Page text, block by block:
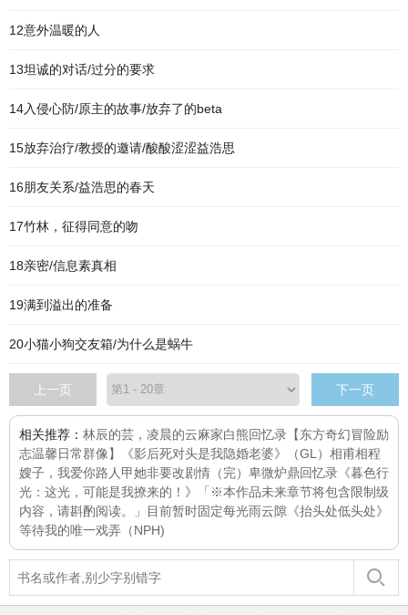
12意外温暖的人
13坦诚的对话/过分的要求
14入侵心防/原主的故事/放弃了的beta
15放弃治疗/教授的邀请/酸酸涩涩益浩思
16朋友关系/益浩思的春天
17竹林，征得同意的吻
18亲密/信息素真相
19满到溢出的准备
20小猫小狗交友箱/为什么是蜗牛
上一页 下一页
相关推荐： 林辰的芸，凌晨的云麻家白熊回忆录【东方奇幻冒险励
志温馨日常群像】
《影后死对头是我隐婚老婆》（GL） 相甫相程
嫂子，我爱你路人甲她非要改剧情（完） 卑微炉鼎回忆录 《暮色行
光：这光，可能是我撩来的！》「※本作品未来章节将包含限制级
内容，请斟酌阅读。」目前暂时固定每光雨云隙 《抬头处低头处》
等待我的唯一戏弄（NPH)